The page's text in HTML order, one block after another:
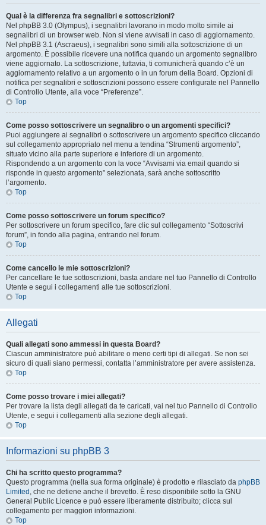
Qual è la differenza fra segnalibri e sottoscrizioni?
Nel phpBB 3.0 (Olympus), i segnalibri lavorano in modo molto simile ai
segnalibri di un browser web. Non si viene avvisati in caso di aggiornamento.
Nel phpBB 3.1 (Ascraeus), i segnalibri sono simili alla sottoscrizione di un
argomento. È possibile ricevere una notifica quando un argomento segnalibro
viene aggiornato. La sottoscrizione, tuttavia, ti comunicherà quando c’è un
aggiornamento relativo a un argomento o in un forum della Board. Opzioni di
notifica per segnalibri e sottoscrizioni possono essere configurate nel Pannello
di Controllo Utente, alla voce “Preferenze”.
Top
Come posso sottoscrivere un segnalibro o un argomenti specifici?
Puoi aggiungere ai segnalibri o sottoscrivere un argomento specifico cliccando
sul collegamento appropriato nel menu a tendina “Strumenti argomento”,
situato vicino alla parte superiore e inferiore di un argomento.
Rispondendo a un argomento con la voce “Avvisami via email quando si
risponde in questo argomento” selezionata, sarà anche sottoscritto
l’argomento.
Top
Come posso sottoscrivere un forum specifico?
Per sottoscrivere un forum specifico, fare clic sul collegamento “Sottoscrivi
forum”, in fondo alla pagina, entrando nel forum.
Top
Come cancello le mie sottoscrizioni?
Per cancellare le tue sottoscrizioni, basta andare nel tuo Pannello di Controllo
Utente e segui i collegamenti alle tue sottoscrizioni.
Top
Allegati
Quali allegati sono ammessi in questa Board?
Ciascun amministratore può abilitare o meno certi tipi di allegati. Se non sei
sicuro di quali siano permessi, contatta l’amministratore per avere assistenza.
Top
Come posso trovare i miei allegati?
Per trovare la lista degli allegati da te caricati, vai nel tuo Pannello di Controllo
Utente, e segui i collegamenti alla sezione degli allegati.
Top
Informazioni su phpBB 3
Chi ha scritto questo programma?
Questo programma (nella sua forma originale) è prodotto e rilasciato da phpBB
Limited , che ne detiene anche il brevetto. È reso disponibile sotto la GNU
General Public Licence e può essere liberamente distribuito; clicca sul
collegamento per maggiori informazioni.
Top